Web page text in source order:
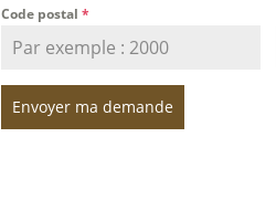
Code postal *
Envoyer ma demande